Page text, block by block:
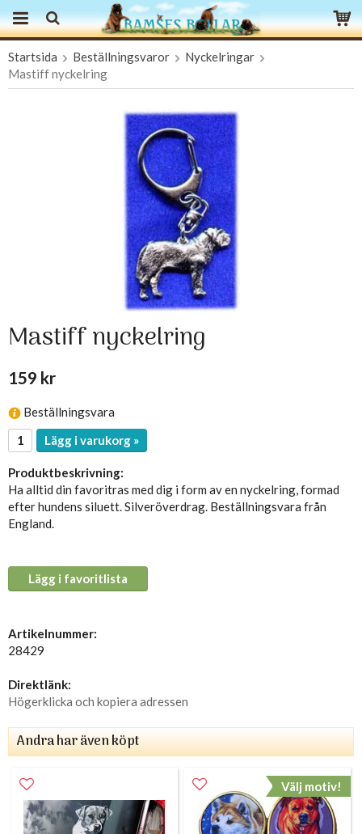
Produkten har blivit tillagd i varukorgen
Startsida Beställningsvaror
Nyckelringar
Mastiff nyckelring
Mastiff nyckelring
159 kr
Beställningsvara
Lägg i varukorg »
Produktbeskrivning:
Ha alltid din favoritras med dig i form av en nyckelring, formad
efter hundens siluett. Silveröverdrag. Beställningsvara från
England.
Lägg i favoritlista
Artikelnummer:
28429
Direktlänk:
Högerklicka och kopiera adressen
Andra har även köpt
Välj motiv!